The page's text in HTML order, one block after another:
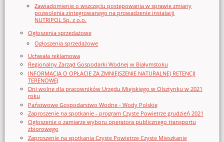
Zawiadomienie o wszczęciu postępowania w sprawie zmiany
pozwolenia zintegrowanego na prowadzenie instalacji
NUTRIPOL Sp. z o.o.
Ogłoszenia sprzedażowe
Ogłoszenia sprzedażowe
Uchwała reklamowa
Regionalny Zarząd Gospodarki Wodnej w Białymstoku
INFORMACJA O OPŁACIE ZA ZMNIEJSZENIE NATURALNEJ RETENCJI
TERENOWEJ
Dni wolne dla pracowników Urzędu Miejskiego w Olsztynku w 2021
roku
Państwowe Gospodarstwo Wodne - Wody Polskie
Zaproszenie na spotkanie - program Czyste Powietrze grudzień 2021
Ogłoszenie o zamiarze wyboru operatora publicznego transportu
zbiorowego
Zaproszenie na spotkania Czyste Powietrze Czyste Mieszkanie